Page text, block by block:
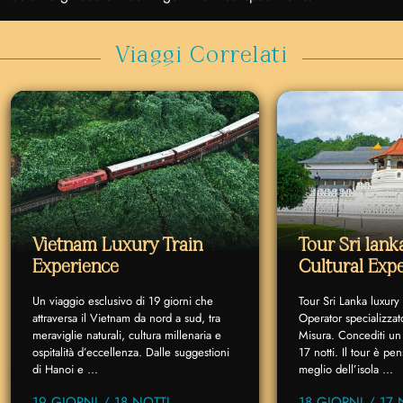
Viaggi Correlati
Vietnam Luxury Train
Experience
Un viaggio esclusivo di 19 giorni che
attraversa il Vietnam da nord a sud, tra
meraviglie naturali, cultura millenaria e
ospitalità d’eccellenza. Dalle suggestioni
di Hanoi e ...
Tour Sri
Cultural
Tour Sri Lanka
Operator
Misura. Concediti
17 notti. Il tour è
meglio dell’isola ...